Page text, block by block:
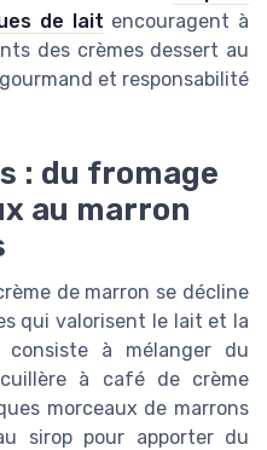
de lait encouragent à
des crèmes dessert au
et responsabilité
: du fromage
au marron
de marron se décline
qui valorisent le lait et la
consiste à mélanger du
à café de crème
morceaux de marrons
sirop pour apporter du